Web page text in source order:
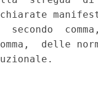
secondo
delle